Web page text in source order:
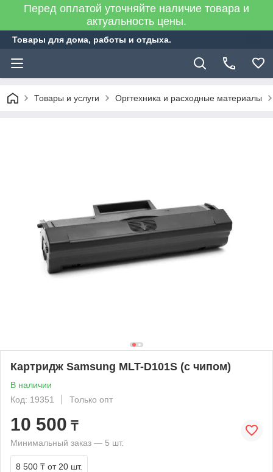
Перед оплатой уточняйте наличие товара и
актуальность цены.
Товары для дома, работы и отдыха.
Товары и услуги Оргтехника и расходные материалы
Картридж Samsung MLT-D101S (с чипом)
В наличии
Код: 19351
Только опт
10 500 ₸
Минимальный заказ — 5 шт.
8 500 ₸ от 20 шт.